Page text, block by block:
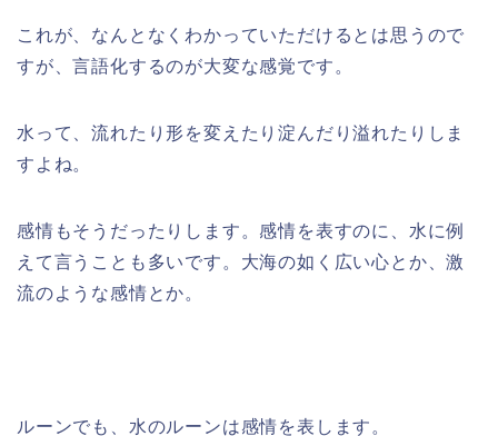
これが、なんとなくわかっていただけるとは思うので
すが、言語化するのが大変な感覚です。
水って、流れたり形を変えたり淀んだり溢れたりしま
すよね。
感情もそうだったりします。感情を表すのに、水に例
えて言うことも多いです。大海の如く広い心とか、激
流のような感情とか。
ルーンでも、水のルーンは感情を表します。